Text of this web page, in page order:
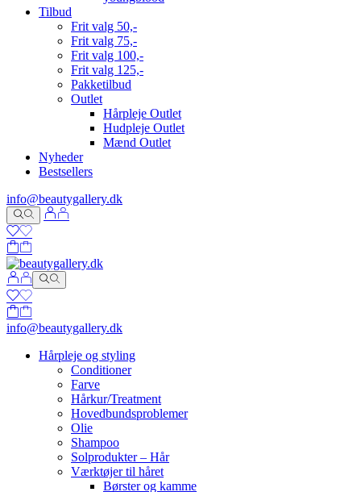
Tilbud
Frit valg 50,-
Frit valg 75,-
Frit valg 100,-
Frit valg 125,-
Pakketilbud
Outlet
Hårpleje Outlet
Hudpleje Outlet
Mænd Outlet
Nyheder
Bestsellers
info@beautygallery.dk
info@beautygallery.dk
Hårpleje og styling
Conditioner
Farve
Hårkur/Treatment
Hovedbundsproblemer
Olie
Shampoo
Solprodukter – Hår
Værktøjer til håret
Børster og kamme